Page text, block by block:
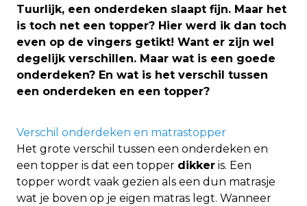
Tuurlijk, een onderdeken slaapt fijn. Maar het
is toch net een topper? Hier werd ik dan toch
even op de vingers getikt! Want er zijn wel
degelijk verschillen. Maar wat is een goede
onderdeken? En wat is het verschil tussen
een onderdeken en een topper?
Verschil onderdeken en matrastopper
Het grote verschil tussen een onderdeken en
een topper is dat een topper dikker is. Een
topper wordt vaak gezien als een dun matrasje
wat je boven op je eigen matras legt. Wanneer